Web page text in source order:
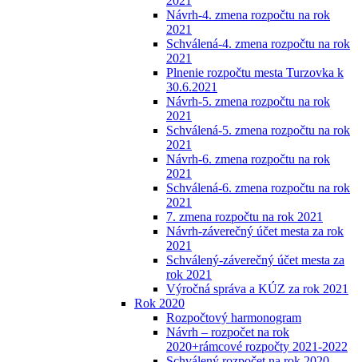
Návrh-4. zmena rozpočtu na rok
2021
Schválená-4. zmena rozpočtu na rok
2021
Plnenie rozpočtu mesta Turzovka k
30.6.2021
Návrh-5. zmena rozpočtu na rok
2021
Schválená-5. zmena rozpočtu na rok
2021
Návrh-6. zmena rozpočtu na rok
2021
Schválená-6. zmena rozpočtu na rok
2021
7. zmena rozpočtu na rok 2021
Návrh-záverečný účet mesta za rok
2021
Schválený-záverečný účet mesta za
rok 2021
Výročná správa a KÚZ za rok 2021
Rok 2020
Rozpočtový harmonogram
Návrh – rozpočet na rok
2020+rámcové rozpočty 2021-2022